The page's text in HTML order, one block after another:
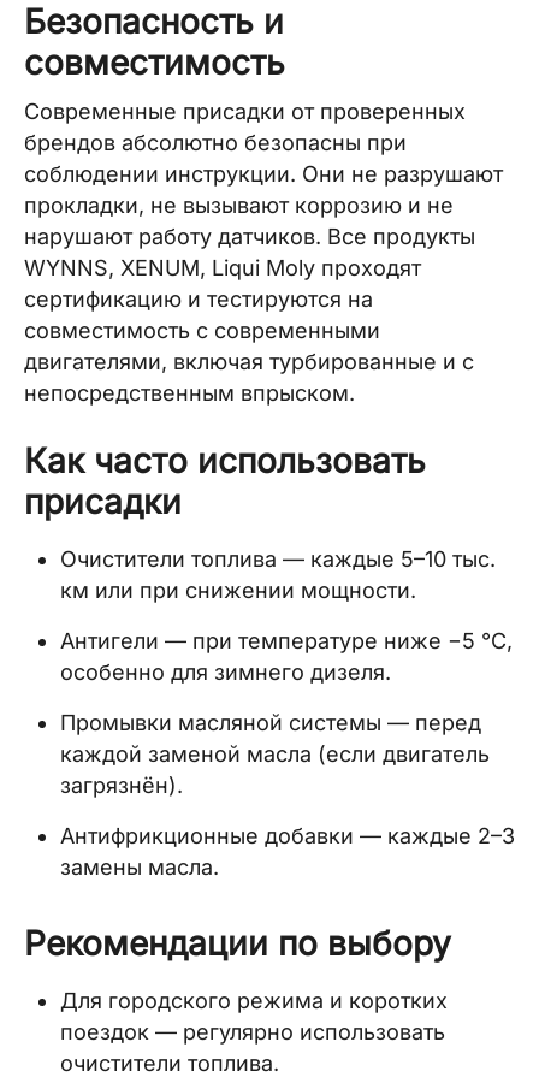
Безопасность и
совместимость
Современные присадки от проверенных
брендов абсолютно безопасны при
соблюдении инструкции. Они не разрушают
прокладки, не вызывают коррозию и не
нарушают работу датчиков. Все продукты
WYNNS, XENUM, Liqui Moly проходят
сертификацию и тестируются на
совместимость с современными
двигателями, включая турбированные и с
непосредственным впрыском.
Как часто использовать
присадки
Очистители топлива — каждые 5–10 тыс.
км или при снижении мощности.
Антигели — при температуре ниже −5 °C,
особенно для зимнего дизеля.
Промывки масляной системы — перед
каждой заменой масла (если двигатель
загрязнён).
Антифрикционные добавки — каждые 2–3
замены масла.
Рекомендации по выбору
Для городского режима и коротких
поездок — регулярно использовать
очистители топлива.